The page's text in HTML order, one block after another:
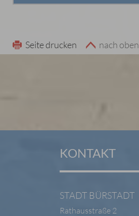
Seite drucken nach oben
KONTAKT
STADT BÜRSTADT
Rathausstraße 2